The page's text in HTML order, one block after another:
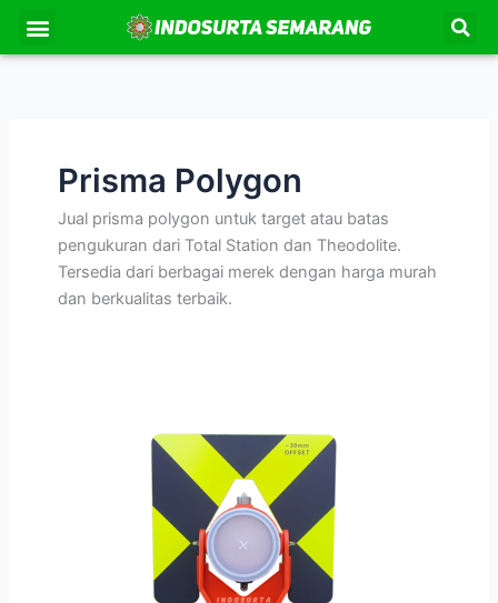
konten
Menu
Prisma Polygon
Jual prisma polygon untuk target atau batas
pengukuran dari Total Station dan Theodolite.
Tersedia dari berbagai merek dengan harga murah
dan berkualitas terbaik.